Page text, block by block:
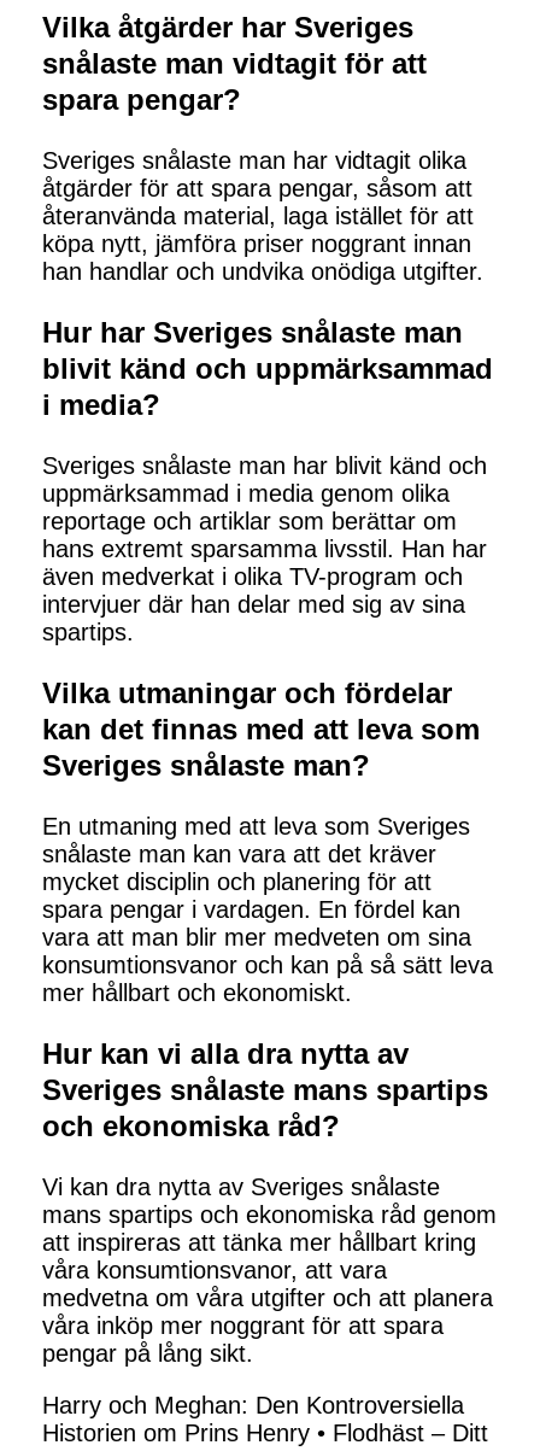
Vilka åtgärder har Sveriges
snålaste man vidtagit för att
spara pengar?
Sveriges snålaste man har vidtagit olika
åtgärder för att spara pengar, såsom att
återanvända material, laga istället för att
köpa nytt, jämföra priser noggrant innan
han handlar och undvika onödiga utgifter.
Hur har Sveriges snålaste man
blivit känd och uppmärksammad
i media?
Sveriges snålaste man har blivit känd och
uppmärksammad i media genom olika
reportage och artiklar som berättar om
hans extremt sparsamma livsstil. Han har
även medverkat i olika TV-program och
intervjuer där han delar med sig av sina
spartips.
Vilka utmaningar och fördelar
kan det finnas med att leva som
Sveriges snålaste man?
En utmaning med att leva som Sveriges
snålaste man kan vara att det kräver
mycket disciplin och planering för att
spara pengar i vardagen. En fördel kan
vara att man blir mer medveten om sina
konsumtionsvanor och kan på så sätt leva
mer hållbart och ekonomiskt.
Hur kan vi alla dra nytta av
Sveriges snålaste mans spartips
och ekonomiska råd?
Vi kan dra nytta av Sveriges snålaste
mans spartips och ekonomiska råd genom
att inspireras att tänka mer hållbart kring
våra konsumtionsvanor, att vara
medvetna om våra utgifter och att planera
våra inköp mer noggrant för att spara
pengar på lång sikt.
Harry och Meghan: Den Kontroversiella
Historien om Prins Henry • Flodhäst – Ditt